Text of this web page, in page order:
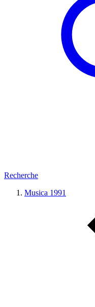
Recherche
Musica 1991